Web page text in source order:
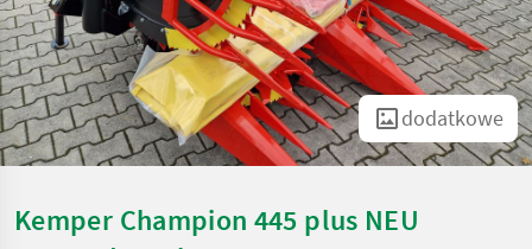
dodatkowe
Kemper Champion 445 plus NEU